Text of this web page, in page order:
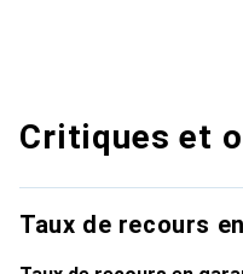
Critiques et
Taux de recours